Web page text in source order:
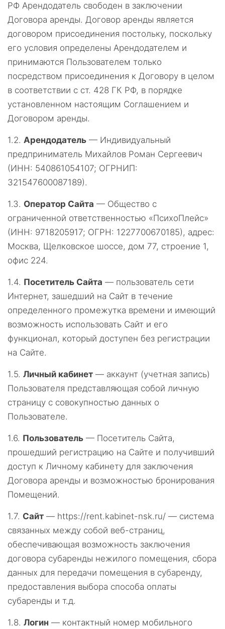
РФ Арендодатель свободен в заключении
Договора аренды. Договор аренды является
договором присоединения постольку, поскольку
его условия определены Арендодателем и
принимаются Пользователем только
посредством присоединения к Договору в целом
в соответствии с ст. 428 ГК РФ, в порядке
установленном настоящим Соглашением и
Договором аренды.
1.2. Арендодатель — Индивидуальный
предприниматель Михайлов Роман Сергеевич
(ИНН: 540861054107; ОГРНИП:
321547600087189).
1.3. Оператор Сайта — Общество с
ограниченной ответственностью «ПсихоПлейс»
(ИНН: 9718205917; ОГРН: 1227700670185), адрес:
Москва, Щелковское шоссе, дом 77, строение 1,
офис 224.
1.4. Посетитель Сайта — пользователь сети
Интернет, зашедший на Сайт в течение
определенного промежутка времени и имеющий
возможность использовать Сайт и его
функционал, который доступен без регистрации
на Сайте.
1.5. Личный кабинет — аккаунт (учетная запись)
Пользователя представляющая собой личную
страницу с совокупностью данных о
Пользователе.
1.6. Пользователь — Посетитель Сайта,
прошедший регистрацию на Сайте и получивший
доступ к Личному кабинету для заключения
Договора аренды и возможностью бронирования
Помещений.
1.7. Сайт — https://rent.kabinet-nsk.ru/ — система
связанных между собой веб-страниц,
обеспечивающая возможность заключения
договора субаренды нежилого помещения, сбора
данных для передачи помещения в субаренду,
предоставления выбора способа оплаты
субаренды и т.д.
1.8. Логин — контактный номер мобильного